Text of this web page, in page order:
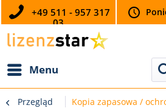
+49 511 - 957 317
03
Menu
Przegląd Kopia zapasowa /